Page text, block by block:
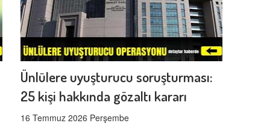
Ünlülere uyuşturucu soruşturması:
25 kişi hakkında gözaltı kararı
16 Temmuz 2026 Perşembe